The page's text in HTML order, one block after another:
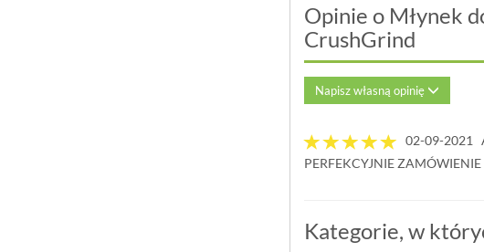
Opinie o Młynek
CrushGrind
Napisz własną opinię
02-09-2021
PERFEKCYJNIE
Kategorie, w